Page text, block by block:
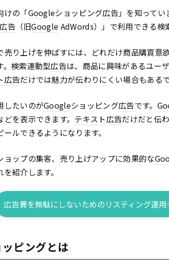
けの「Googleショッピング広告」を知ってい
広告 （旧Google AdWords）」で利用できる検
売り上げを伸ばすには、どれだけ商品購買意
。検索連動型広告は、商品に興味があるユー
広告だけでは魅力が伝わりにくい場合もあるで
したいのがGoogleショッピング広告です。
を表示できます。 テキスト広告だけだと伝
ルできるようになります。
ョップの集客、売り上げアップに効果的な
紹介します。
広告費を無駄にしないためのリスティング運
ピングとは